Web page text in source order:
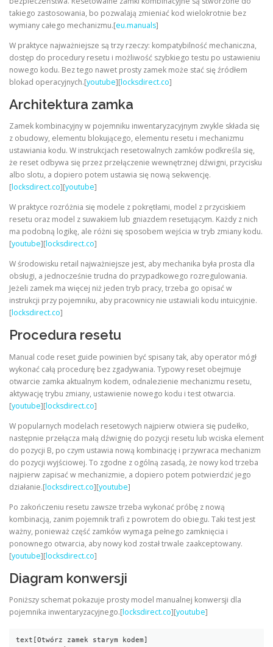
takiego zastosowania, bo pozwalają zmieniać kod wielokrotnie bez
wymiany całego mechanizmu.[eu.manuals]
W praktyce najważniejsze są trzy rzeczy: kompatybilność mechaniczna,
dostęp do procedury resetu i możliwość szybkiego testu po ustawieniu
nowego kodu. Bez tego nawet prosty zamek może stać się źródłem
blokad operacyjnych.[youtube][locksdirect.co]
Architektura zamka
Zamek kombinacyjny w pojemniku inwentaryzacyjnym zwykle składa się
z obudowy, elementu blokującego, elementu resetu i mechanizmu
ustawiania kodu. W instrukcjach resetowalnych zamków podkreśla się,
że reset odbywa się przez przełączenie wewnętrznej dźwigni, przycisku
albo slotu, a dopiero potem ustawia się nową sekwencję.
[locksdirect.co][youtube]
W praktyce rozróżnia się modele z pokrętłami, model z przyciskiem
resetu oraz model z suwakiem lub gniazdem resetującym. Każdy z nich
ma podobną logikę, ale różni się sposobem wejścia w tryb zmiany kodu.
[youtube][locksdirect.co]
W środowisku retail najważniejsze jest, aby mechanika była prosta dla
obsługi, a jednocześnie trudna do przypadkowego rozregulowania.
Jeżeli zamek ma więcej niż jeden tryb pracy, trzeba go opisać w
instrukcji przy pojemniku, aby pracownicy nie ustawiali kodu intuicyjnie.
[locksdirect.co]
Procedura resetu
Manual code reset guide powinien być spisany tak, aby operator mógł
wykonać całą procedurę bez zgadywania. Typowy reset obejmuje
otwarcie zamka aktualnym kodem, odnalezienie mechanizmu resetu,
aktywację trybu zmiany, ustawienie nowego kodu i test otwarcia.
[youtube][locksdirect.co]
W popularnych modelach resetowych najpierw otwiera się pudełko,
następnie przełącza małą dźwignię do pozycji resetu lub wciska element
do pozycji B, po czym ustawia nową kombinację i przywraca mechanizm
do pozycji wyjściowej. To zgodne z ogólną zasadą, że nowy kod trzeba
najpierw zapisać w mechanizmie, a dopiero potem potwierdzić jego
działanie.[locksdirect.co][youtube]
Po zakończeniu resetu zawsze trzeba wykonać próbę z nową
kombinacją, zanim pojemnik trafi z powrotem do obiegu. Taki test jest
ważny, ponieważ część zamków wymaga pełnego zamknięcia i
ponownego otwarcia, aby nowy kod został trwale zaakceptowany.
[youtube][locksdirect.co]
Diagram konwersji
Poniższy schemat pokazuje prosty model manualnej konwersji dla
pojemnika inwentaryzacyjnego.[locksdirect.co][youtube]
text [Otwórz zamek starym kodem]